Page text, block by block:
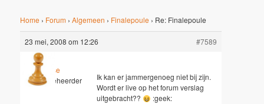
Home › Forum › Algemeen › Finalepoule › Re: Finalepoule
23 mei, 2008 om 12:26 #7589
Jesse
Sleutelbeheerder
Ik kan er jammergenoeg niet bij zijn.
Wordt er live op het forum verslag
uitgebracht??
:geek: